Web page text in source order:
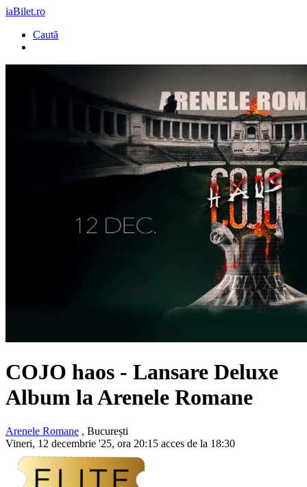
iaBilet.ro
Caută
COJO haos - Lansare Deluxe
Album la Arenele Romane
Arenele Romane , București
Vineri, 12 decembrie '25, ora 20:15 acces de la 18:30